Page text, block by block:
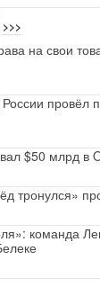
>>>
на свои
провёл
$50 млрд в
тронулся»
команда